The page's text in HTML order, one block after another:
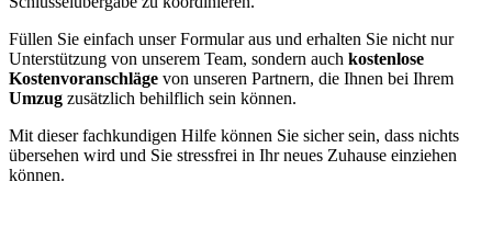
Füllen Sie einfach unser Formular aus und erhalten Sie nicht nur
Unterstützung von unserem Team, sondern auch kostenlose
Kostenvoranschläge von unseren Partnern, die Ihnen bei Ihrem
Umzug zusätzlich behilflich sein können.
Mit dieser fachkundigen Hilfe können Sie sicher sein, dass nichts
übersehen wird und Sie stressfrei in Ihr neues Zuhause einziehen
können.